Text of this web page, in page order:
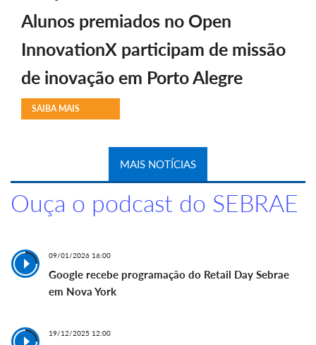
Alunos premiados no Open
InnovationX participam de missão
de inovação em Porto Alegre
SAIBA MAIS
MAIS NOTÍCIAS
Ouça o podcast do SEBRAE
09/01/2026 16:00
Google recebe programação do Retail Day Sebrae
em Nova York
19/12/2025 12:00